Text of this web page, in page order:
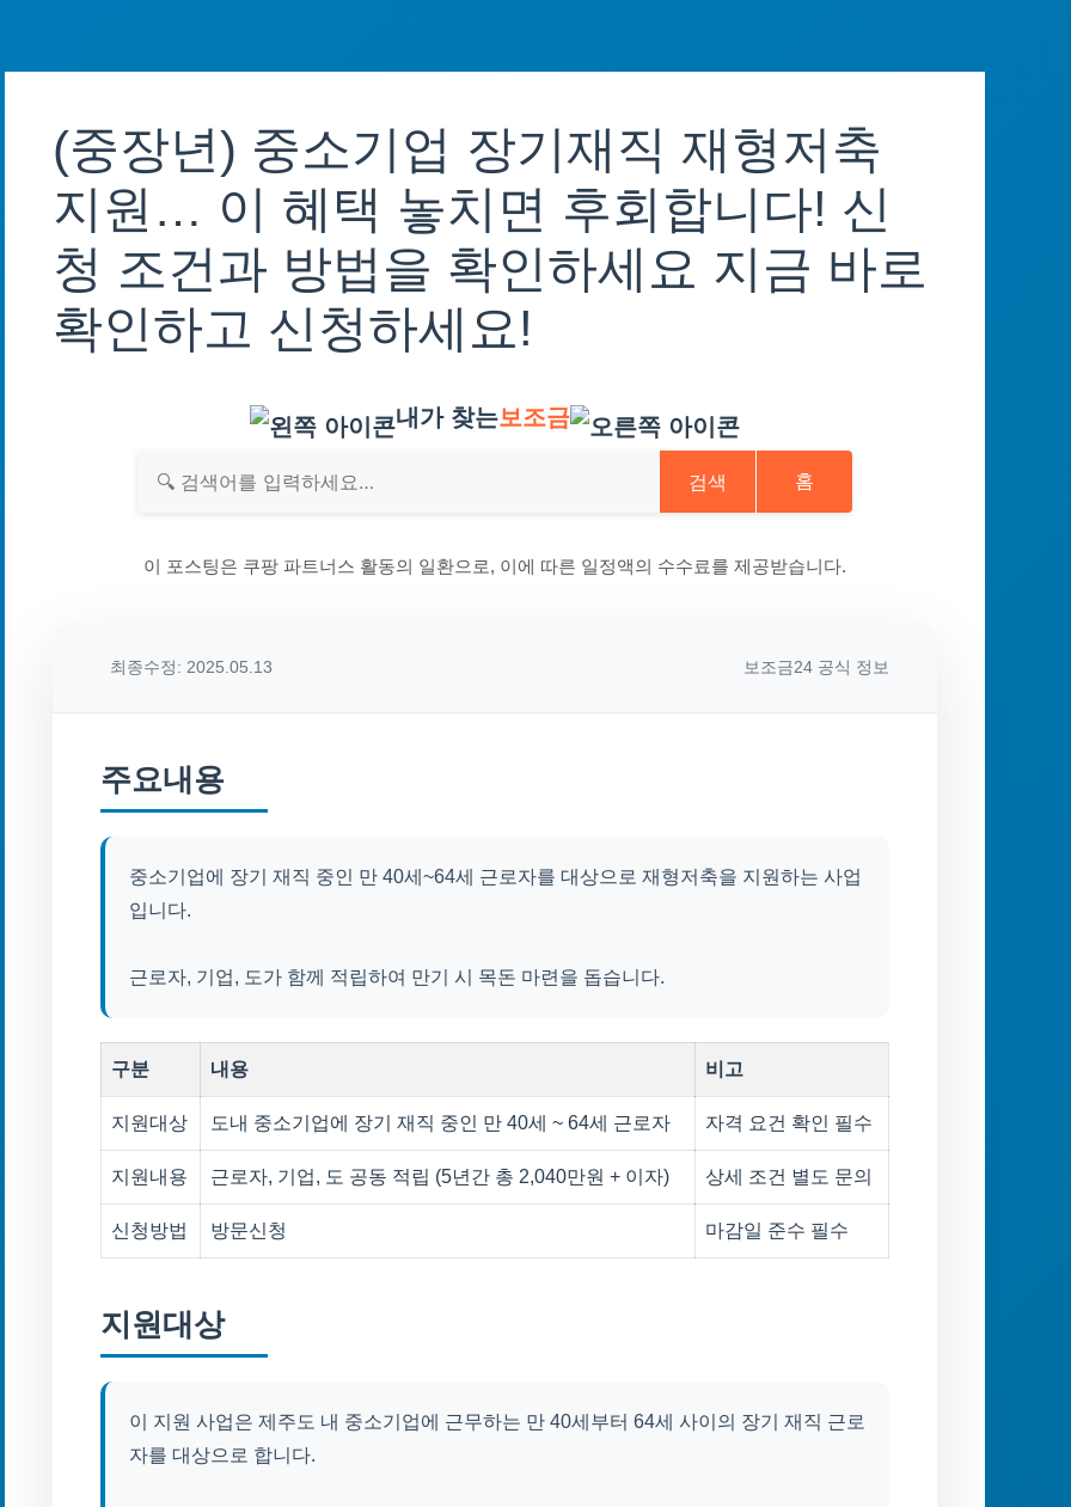
(중장년) 중소기업 장기재직 재형저축
지원… 이 혜택 놓치면 후회합니다! 신
청 조건과 방법을 확인하세요 지금 바로
확인하고 신청하세요!
내가 찾는보조금
검색 홈
이 포스팅은 쿠팡 파트너스 활동의 일환으로, 이에 따른 일정액의 수수료를 제공받습니다.
최종수정: 2025.05.13 보조금24 공식 정보
주요내용
중소기업에 장기 재직 중인 만 40세~64세 근로자를 대상으로 재형저축을 지원하는 사업
입니다.
근로자, 기업, 도가 함께 적립하여 만기 시 목돈 마련을 돕습니다.
구분 내용 비고
지원대상 도내 중소기업에 장기 재직 중인 만 40세 ~ 64세 근로자 자격 요건 확인 필수
지원내용 근로자, 기업, 도 공동 적립 (5년간 총 2,040만원 + 이자) 상세 조건 별도 문의
신청방법 방문신청 마감일 준수 필수
지원대상
이 지원 사업은 제주도 내 중소기업에 근무하는 만 40세부터 64세 사이의 장기 재직 근로
자를 대상으로 합니다.